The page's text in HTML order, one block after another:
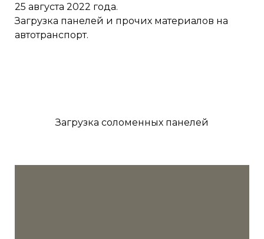
25 августа 2022 года.
Загрузка панелей и прочих материалов на
автотранспорт.
Загрузка соломенных панелей